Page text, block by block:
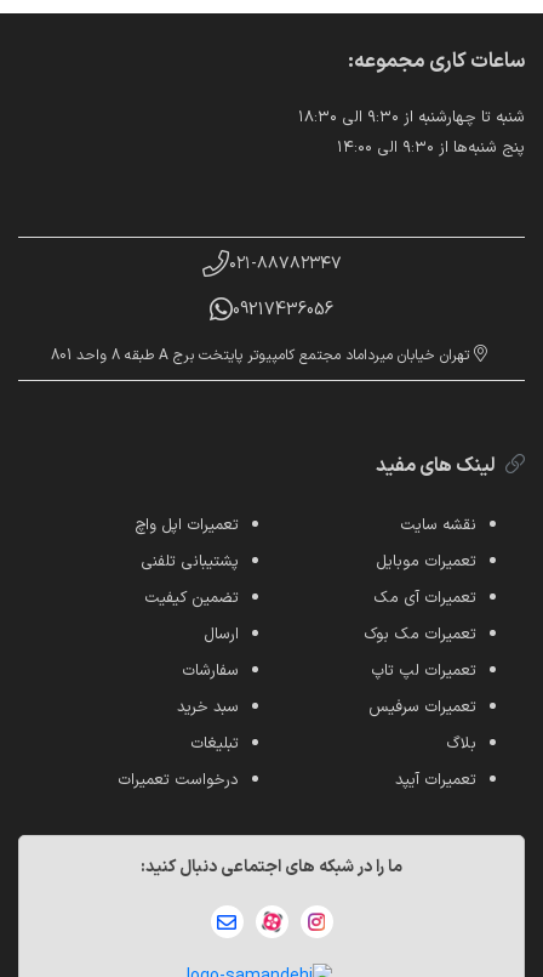
ساعات کاری مجموعه:
شنبه تا چهارشنبه از ۹:۳۰ الی ۱۸:۳۰
پنج شنبه‌ها از ۹:۳۰ الی ۱۴:۰۰
۰۲۱-۸۸۷۸۲۳۴۷
09217436056
تهران خیابان میرداماد مجتمع کامپیوتر پایتخت برج A طبقه 8 واحد 801
لینک های مفید
نقشه سایت
تعمیرات موبایل
تعمیرات آی مک
تعمیرات مک بوک
تعمیرات لپ تاپ
تعمیرات سرفیس
بلاگ
تعمیرات آیپد
تعمیرات اپل واچ
پشتیبانی تلفنی
تضمین کیفیت
ارسال
سفارشات
سبد خرید
تبلیغات
درخواست تعمیرات
ما را در شبکه های اجتماعی دنبال کنید: